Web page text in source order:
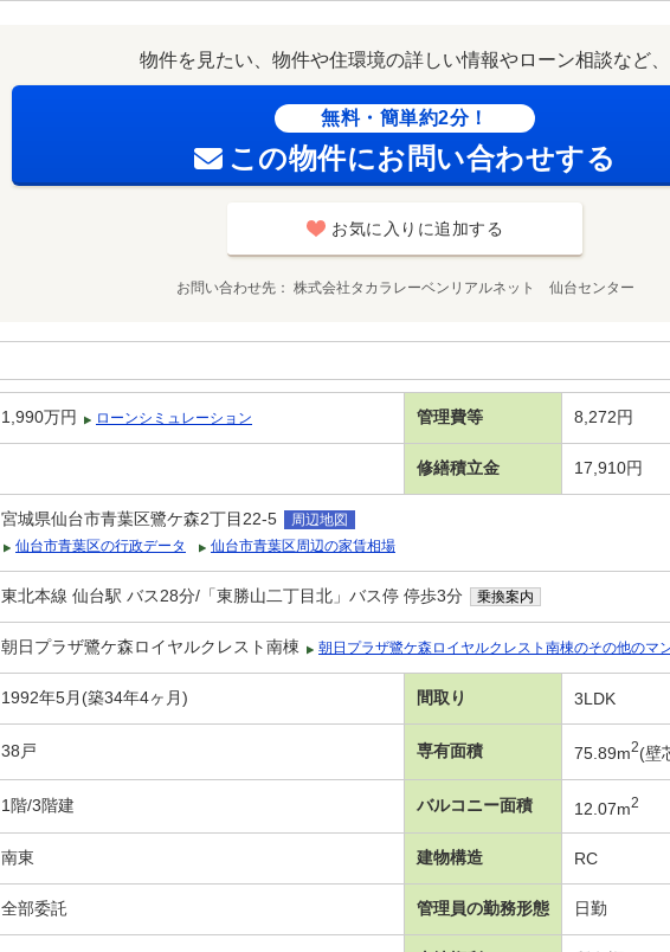
物件を見たい、物件や住環境の詳しい情報やローン相談など、
無料・簡単約2分！
この物件にお問い合わせする
お気に入りに追加する
お問い合わせ先 株式会社タカラレーベンリアルネット 仙台センター
1,990万円 ローンシミュレーション 管理費等 8,272円
修繕積立金 17,910円
宮城県仙台市青葉区鷺ケ森2丁目22-5
周辺地図
仙台市青葉区の行政データ
仙台市青葉区周辺の家賃相場
東北本線 仙台駅 バス28分/「東勝山二丁目北」バス停 停歩3分 乗換案内
朝日プラザ鷺ケ森ロイヤルクレスト南棟 朝日プラザ鷺ケ森ロイヤルクレスト南棟のその他のマ
1992年5月(築34年4ヶ月) 間取り 3LDK
38戸 専有面積 75.89m2(壁
1階/3階建 バルコニー面積 12.07m2
南東 建物構造 RC
全部委託 管理員の勤務形態 日勤